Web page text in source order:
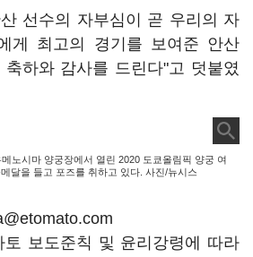
선수의 자부심이 곧 우리의 자
게 최고의 경기를 보여준 안산
하와 감사를 드린다"고 덧붙였
노시마 양궁장에서 열린 2020 도쿄올림픽 양궁 여
달을 들고 포즈를 취하고 있다. 사진/뉴시스
토 보도준칙 및 윤리강령에 따라